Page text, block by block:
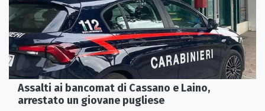
Assalti ai bancomat di Cassano e Laino,
arrestato un giovane pugliese